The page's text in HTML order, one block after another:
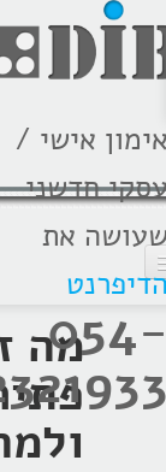
אישי /
חדשני
את
מה